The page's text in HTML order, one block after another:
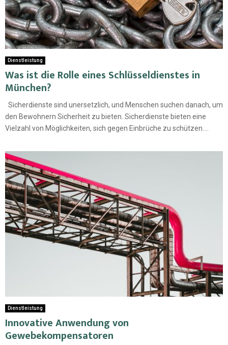
Dienstleistung
Was ist die Rolle eines Schlüsseldienstes in
München?
Sicherdienste sind unersetzlich, und Menschen suchen danach, um
den Bewohnern Sicherheit zu bieten. Sicherdienste bieten eine
Vielzahl von Möglichkeiten, sich gegen Einbrüche zu schützen....
Dienstleistung
Innovative Anwendung von
Gewebekompensatoren